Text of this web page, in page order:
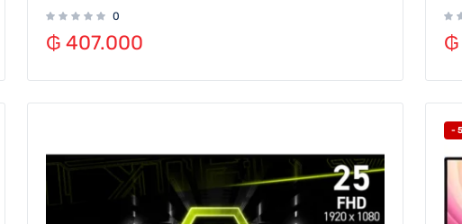
0
₲ 407.000 ₲
-